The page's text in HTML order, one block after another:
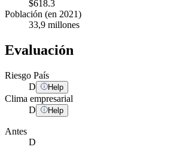
$618.3
Población (en 2021)
33,9 millones
Evaluación
Riesgo País
D
Help
Clima empresarial
D
Help
Antes
D